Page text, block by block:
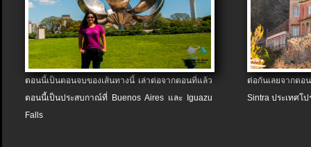
ตอนนี้เป็นตอนจบของเส้นทางนี้ เล่าต่อจากตอนที่แล้ว
ตอนนี้เป็นประสบกาณ์ที่ Buenos Aires และ Iguazu
Falls
ต่อกันเลยจากต
Sintra ประเทศโป